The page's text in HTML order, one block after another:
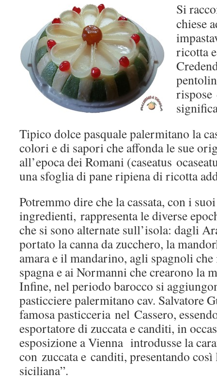
Si
chiese
ricotta
rispose
Tipico dolce pasquale palermitano la
colori e di sapori che affonda le sue
all’epoca dei Romani (caseatus
una sfoglia di pane ripiena di ricotta
Potremmo dire che la cassata, con i suoi
ingredienti, rappresenta le diverse
che si sono alternate sull’isola: dagli
portato la canna da zucchero, la
amara e il mandarino, agli spagnoli
spagna e ai Normanni che crearono la
Infine, nel periodo barocco si
pasticciere palermitano cav. Salvatore
famosa pasticceria nel Cassero,
esportatore di zuccata e canditi, in
esposizione a Vienna introdusse la
con zuccata e canditi, presentando così
siciliana”.